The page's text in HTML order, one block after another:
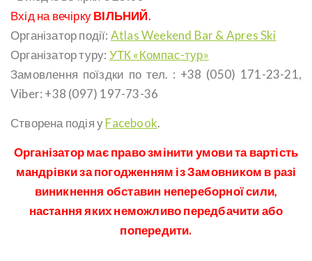
Вхід на вечіркуВІЛЬНИЙ.
Організатор події: Atlas Weekend Bar & Apres Ski
Організатор туру: УТК «Компас-тур»
Замовлення поїздки по тел. : +38 (050) 171-23-21,
Viber: +38 (097) 197-73-36
Створена подія уFacebook.
Організатор має право змінити умови та вартість
мандрівки за погодженням із Замовником в разі
виникнення обставин непереборної сили,
настання яких неможливо передбачити або
попередити.